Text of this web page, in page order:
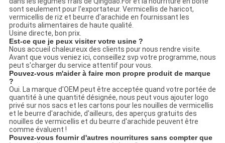
sont seulement pour l'exportateur. Vermicellis de haricot,
vermicellis de riz et beurre d'arachide en fournissant les
produits alimentaires de haute qualité.
Usine directe, bon prix.
Est-ce que je peux visiter votre usine ?
Nous accueil chaleureux des clients pour nous rendre visite.
Avant que vous veniez ici, conseillez svp votre programme, nous
peut s'charger du service attentif pour vous.
Pouvez-vous m'aider à faire mon propre produit de marque
?
Oui. La marque d'OEM peut être acceptée quand votre portée de
quantité à une quantité désignée, nous peut vous ajouter logo
privé sur nos sacs et les cartons pour les nouilles de vermicellis
et le beurre d'arachide, d'ailleurs, des aperçus gratuits des
nouilles de vermicellis et du beurre d'arachide peuvent être
comme évaluent !
Pouvez-vous fournir d'autres nourritures sans compter que